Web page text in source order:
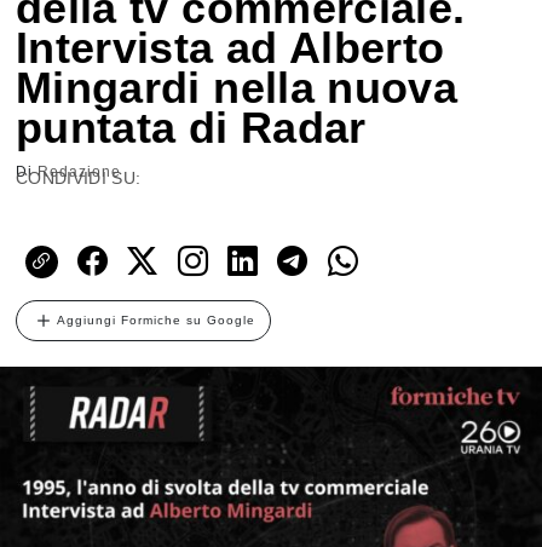
Intervista ad Alberto
Mingardi nella nuova
puntata di Radar
DiRedazione
CONDIVIDI SU:
Aggiungi Formiche su Google